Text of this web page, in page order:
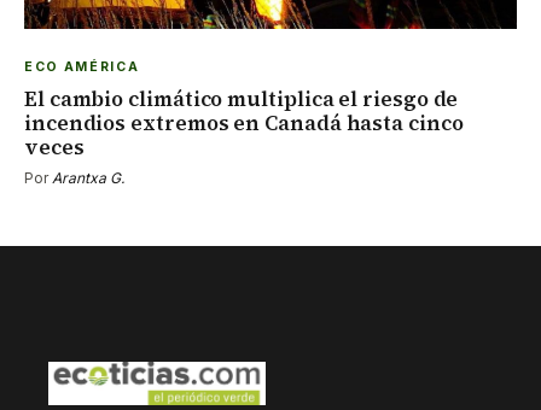
ECO AMÉRICA
El cambio climático multiplica el riesgo de
incendios extremos en Canadá hasta cinco
veces
PorArantxa G.